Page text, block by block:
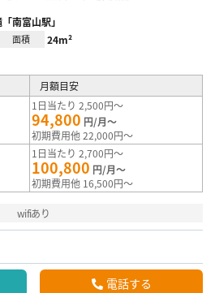
南富山駅」
面積 24m²
月額目安
1日当たり 2,500円～
94,800 円/月～
初期費用他 22,000円～
1日当たり 2,700円～
100,800 円/月～
初期費用他 16,500円～
wifiあり
電話する